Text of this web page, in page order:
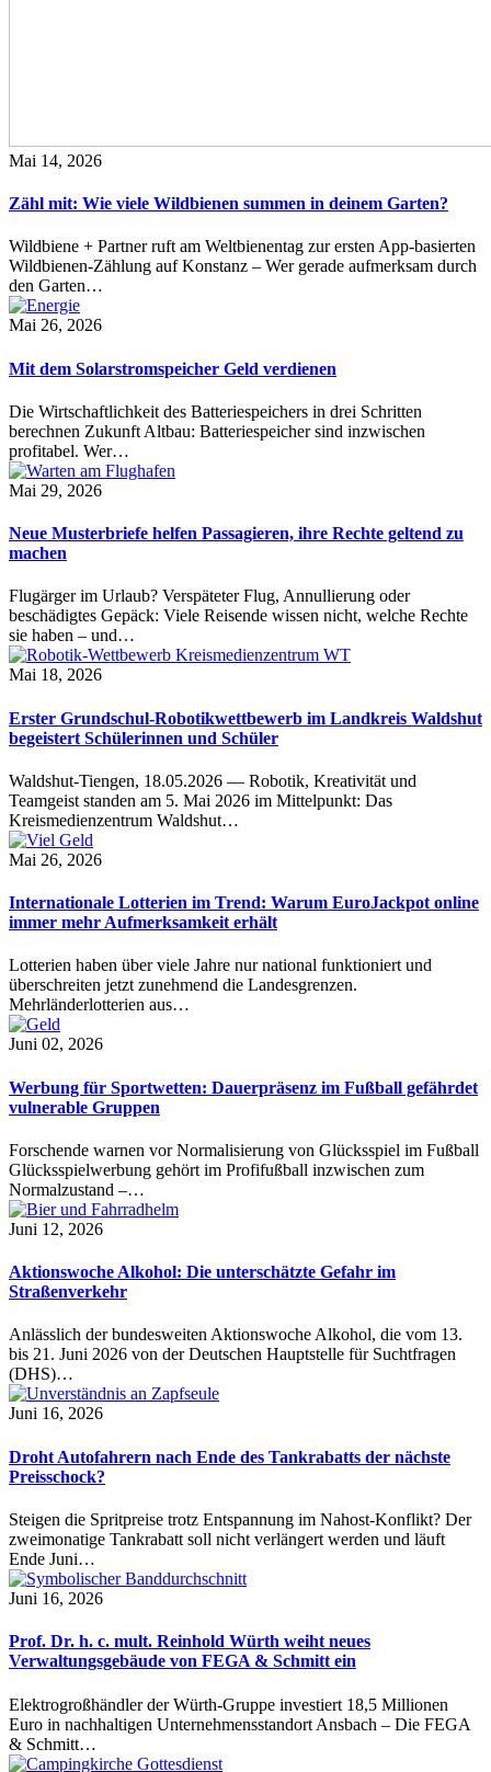
Mai 14, 2026
Zähl mit: Wie viele Wildbienen summen in deinem Garten?
Wildbiene + Partner ruft am Weltbienentag zur ersten App-basierten
Wildbienen-Zählung auf Konstanz – Wer gerade aufmerksam durch
den Garten…
Mai 26, 2026
Mit dem Solarstromspeicher Geld verdienen
Die Wirtschaftlichkeit des Batteriespeichers in drei Schritten
berechnen Zukunft Altbau: Batteriespeicher sind inzwischen
profitabel. Wer…
Mai 29, 2026
Neue Musterbriefe helfen Passagieren, ihre Rechte geltend zu
machen
Flugärger im Urlaub? Verspäteter Flug, Annullierung oder
beschädigtes Gepäck: Viele Reisende wissen nicht, welche Rechte
sie haben – und…
Mai 18, 2026
Erster Grundschul-Robotikwettbewerb im Landkreis Waldshut
begeistert Schülerinnen und Schüler
Waldshut-Tiengen, 18.05.2026 — Robotik, Kreativität und
Teamgeist standen am 5. Mai 2026 im Mittelpunkt: Das
Kreismedienzentrum Waldshut…
Mai 26, 2026
Internationale Lotterien im Trend: Warum EuroJackpot online
immer mehr Aufmerksamkeit erhält
Lotterien haben über viele Jahre nur national funktioniert und
überschreiten jetzt zunehmend die Landesgrenzen.
Mehrländerlotterien aus…
Juni 02, 2026
Werbung für Sportwetten: Dauerpräsenz im Fußball gefährdet
vulnerable Gruppen
Forschende warnen vor Normalisierung von Glücksspiel im Fußball
Glücksspielwerbung gehört im Profifußball inzwischen zum
Normalzustand –…
Juni 12, 2026
Aktionswoche Alkohol: Die unterschätzte Gefahr im
Straßenverkehr
Anlässlich der bundesweiten Aktionswoche Alkohol, die vom 13.
bis 21. Juni 2026 von der Deutschen Hauptstelle für Suchtfragen
(DHS)…
Juni 16, 2026
Droht Autofahrern nach Ende des Tankrabatts der nächste
Preisschock?
Steigen die Spritpreise trotz Entspannung im Nahost-Konflikt? Der
zweimonatige Tankrabatt soll nicht verlängert werden und läuft
Ende Juni…
Juni 16, 2026
Prof. Dr. h. c. mult. Reinhold Würth weiht neues
Verwaltungsgebäude von FEGA & Schmitt ein
Elektrogroßhändler der Würth-Gruppe investiert 18,5 Millionen
Euro in nachhaltigen Unternehmensstandort Ansbach – Die FEGA
& Schmitt…